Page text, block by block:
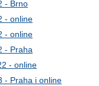
- Brno
- online
- online
- Praha
- online
- Praha i online